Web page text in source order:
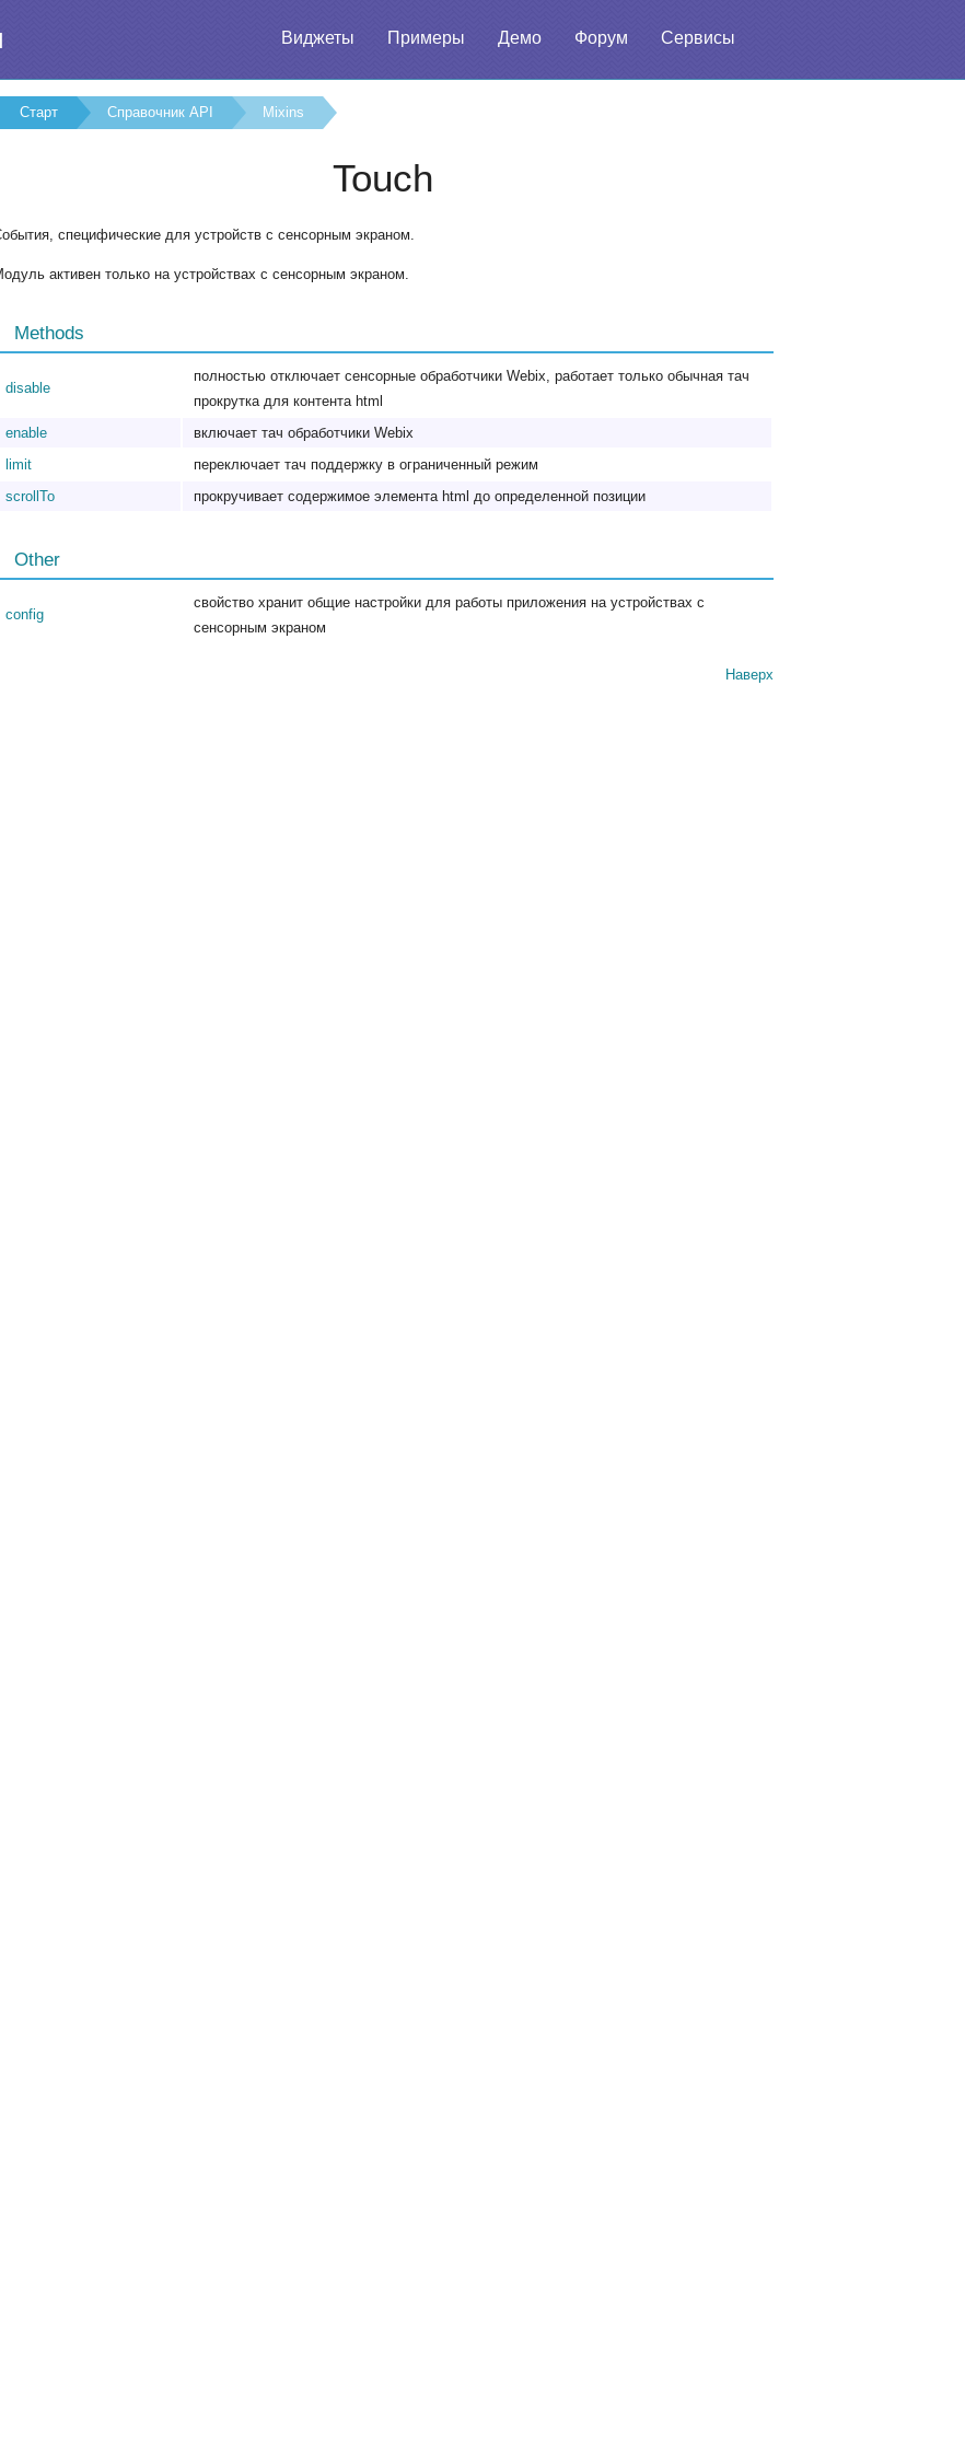
Виджеты Примеры Демо Форум Сервисы
Старт Справочник API Mixins
Touch
специфические для устройств с сенсорным экраном.
активен только на устройствах с сенсорным экраном.
Methods
disable
полностью отключает сенсорные обработчики Webix, работает только обычная тач
прокрутка для контента html
enable
включает тач обработчики Webix
limit
переключает тач поддержку в ограниченный режим
scrollTo
прокручивает содержимое элемента html до определенной позиции
Other
config
свойство хранит общие настройки для работы приложения на устройствах с
сенсорным экраном
Наверх